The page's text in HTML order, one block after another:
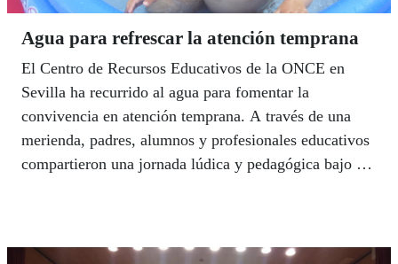
Agua para refrescar la atención temprana
El Centro de Recursos Educativos de la ONCE en
Sevilla ha recurrido al agua para fomentar la
convivencia en atención temprana. A través de una
merienda, padres, alumnos y profesionales educativos
compartieron una jornada lúdica y pedagógica bajo el